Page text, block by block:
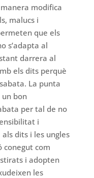
modifica
malucs i
que els
s’adapta al
darrera al
els dits perquè
La punta
bon
per tal de no
i
dits i les ungles
conegut com
i adopten
les